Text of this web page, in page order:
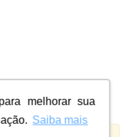
melhorar sua
Saiba mais